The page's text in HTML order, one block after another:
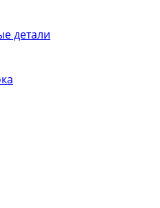
детали